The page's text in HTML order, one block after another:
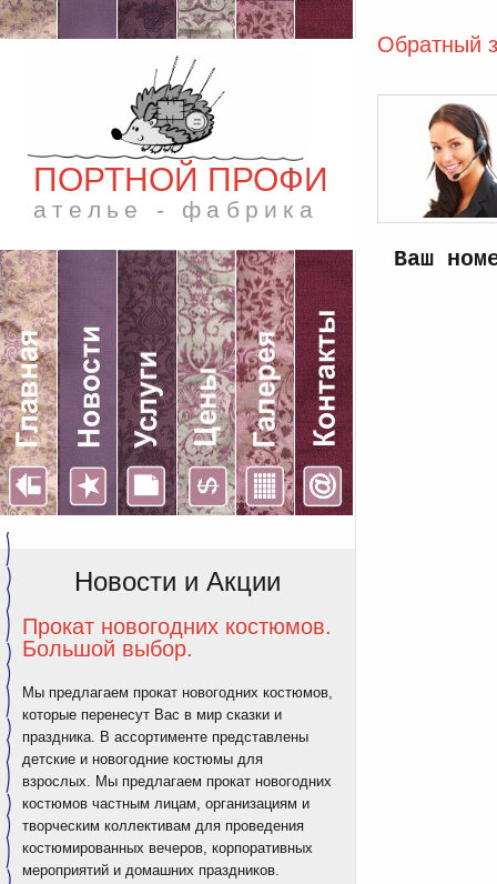
ПОРТНОЙ ПРОФИ
ателье - фабрика
Новости и Акции
Прокат новогодних костюмов.
Большой выбор.
Мы предлагаем прокат новогодних костюмов,
которые перенесут Вас в мир сказки и
праздника. В ассортименте представлены
детские и новогодние костюмы для
взрослых. Мы предлагаем прокат новогодних
костюмов частным лицам, организациям и
творческим коллективам для проведения
костюмированных вечеров, корпоративных
мероприятий и домашних праздников.
Обратный
Ваш